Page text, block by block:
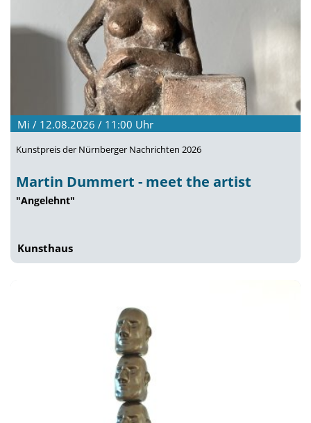
Mi / 12.08.2026 / 11:00 Uhr
Kunstpreis der Nürnberger Nachrichten 2026
Martin Dummert - meet the artist
"Angelehnt"
Kunsthaus